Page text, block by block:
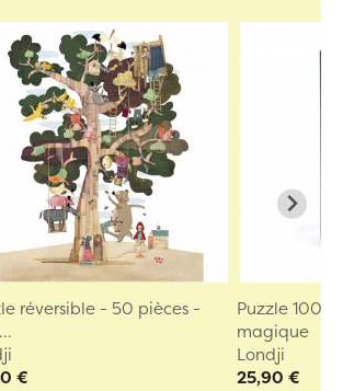
réversible - 50 pièces -
€
Puzzle 100
magique
Londji
25,90 €